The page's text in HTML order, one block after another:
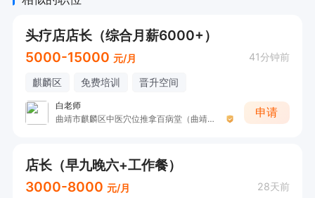
头疗店店长（综合月薪6000+）
5000-15000 元/月 41分钟前
麒麟区 免费培训 晋升空间
白老师
曲靖市麒麟区中医穴位推拿百病堂（曲靖市麒麟区逅宫养生屋）
申请
店长（早九晚六+工作餐）
3000-8000 元/月 28天前